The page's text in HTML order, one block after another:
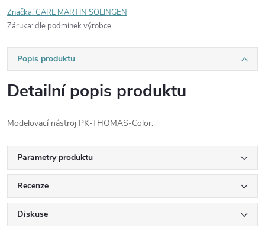
Značka:CARL MARTIN SOLINGEN
Záruka: dle podmínek výrobce
Popis produktu
Detailní popis produktu
Modelovací nástroj PK-THOMAS-Color.
Parametry produktu
Recenze
Diskuse